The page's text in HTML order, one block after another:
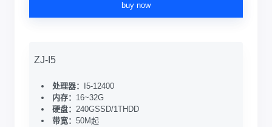
buy now
ZJ-I5
处理器：
I5-12400
内存： 16~32G
硬盘： 240GSSD/1THDD
带宽： 50M起